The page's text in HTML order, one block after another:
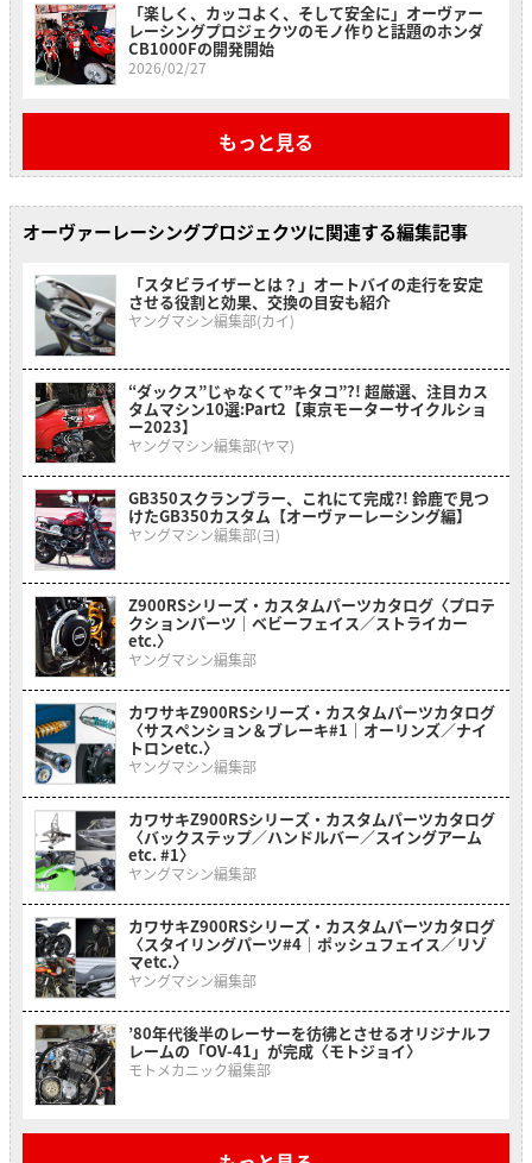
「楽しく、カッコよく、そして安全に」オーヴァー
レーシングプロジェクツのモノ作りと話題のホンダ
CB1000Fの開発開始
2026/02/27
もっと見る
オーヴァーレーシングプロジェクツに関連する編集記事
「スタビライザーとは？」オートバイの走行を安定
させる役割と効果、交換の目安も紹介
ヤングマシン編集部(カイ)
“ダックス”じゃなくて”キタコ”?! 超厳選、注目カス
タムマシン10選:Part2【東京モーターサイクルショ
ー2023】
ヤングマシン編集部(ヤマ)
GB350スクランブラー、これにて完成?! 鈴鹿で見つ
けたGB350カスタム【オーヴァーレーシング編】
ヤングマシン編集部(ヨ)
Z900RSシリーズ・カスタムパーツカタログ〈プロテ
クションパーツ｜ベビーフェイス／ストライカー
etc.〉
ヤングマシン編集部
カワサキZ900RSシリーズ・カスタムパーツカタログ
〈サスペンション＆ブレーキ#1｜オーリンズ／ナイ
トロンetc.〉
ヤングマシン編集部
カワサキZ900RSシリーズ・カスタムパーツカタログ
〈バックステップ／ハンドルバー／スイングアーム
etc. #1〉
ヤングマシン編集部
カワサキZ900RSシリーズ・カスタムパーツカタログ
〈スタイリングパーツ#4｜ポッシュフェイス／リゾ
マetc.〉
ヤングマシン編集部
’80年代後半のレーサーを彷彿とさせるオリジナルフ
レームの「OV-41」が完成〈モトジョイ〉
モトメカニック編集部